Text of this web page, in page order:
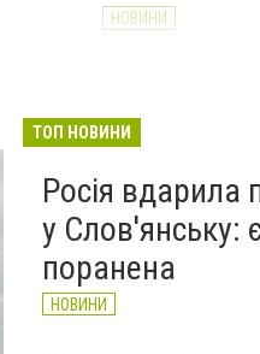
НОВИНИ
великої війни:
ТОП НОВИНИ
Росія вдарила
у Слов'янську:
поранена
НОВИНИ